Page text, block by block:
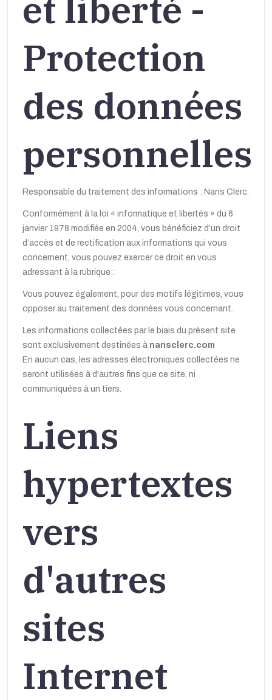
Protection
des données
personnelles
Responsable du traitement des informations : Nans Clerc.
Conformément à la loi « informatique et libertés » du 6
janvier 1978 modifiée en 2004, vous bénéficiez d’un droit
d’accès et de rectification aux informations qui vous
concernent, vous pouvez exercer ce droit en vous
adressant à la rubrique :
Vous pouvez également, pour des motifs légitimes, vous
opposer au traitement des données vous concernant.
Les informations collectées par le biais du présent site
sont exclusivement destinées à nansclerc.com
En aucun cas, les adresses électroniques collectées ne
seront utilisées à d'autres fins que ce site, ni
communiquées à un tiers.
Liens
hypertextes
vers
d'autres
sites
Internet